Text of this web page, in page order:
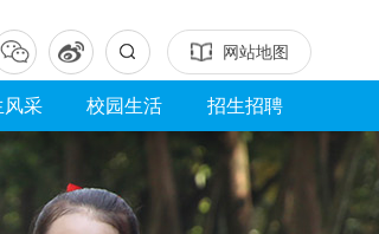
网站地图
风采 校园生活 招生招聘